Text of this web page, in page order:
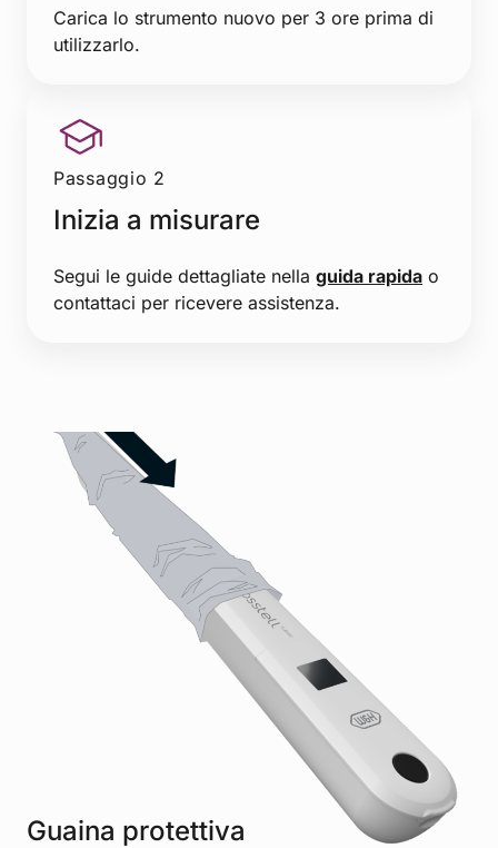
Carica lo strumento nuovo per 3 ore prima di
utilizzarlo.
Passaggio 2
Inizia a misurare
Segui le guide dettagliate nella guida rapida o
contattaci per ricevere assistenza.
Guaina protettiva